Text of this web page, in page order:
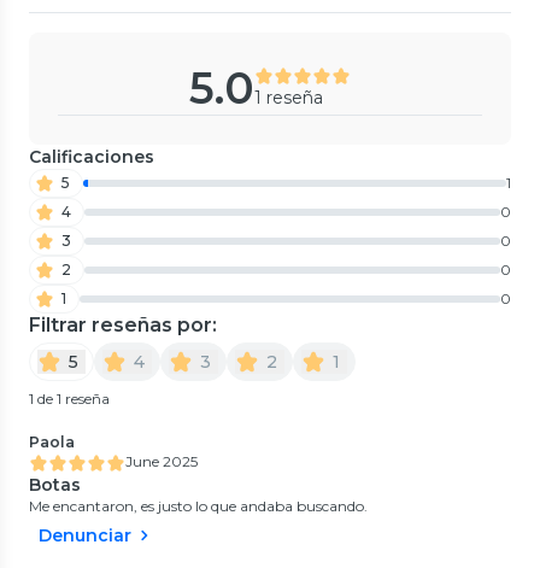
5.01 reseña
Calificaciones
5
1
4
0
3
0
2
0
1
0
Filtrar reseñas por:
5 4 3 2 1
1 de 1 reseña
Paola
June 2025
Botas
Me encantaron, es justo lo que andaba buscando.
Denunciar